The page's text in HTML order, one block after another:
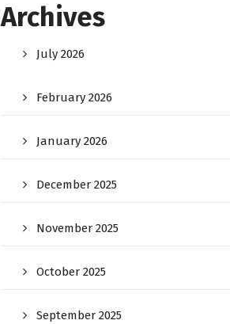
Archives
July 2026
February 2026
January 2026
December 2025
November 2025
October 2025
September 2025